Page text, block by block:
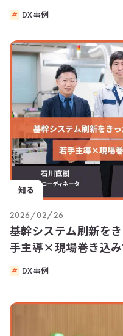
DX事例
知る
2026/02/26
基幹システム刷新を
手主導×現場巻き込
DX DX事例